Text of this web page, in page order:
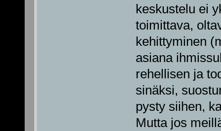
keskustelu ei
toimittava,
kehittyminen
asiana
rehellisen ja
sinäksi,
pysty siihen,
Mutta jos